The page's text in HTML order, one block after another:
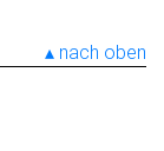
nach oben